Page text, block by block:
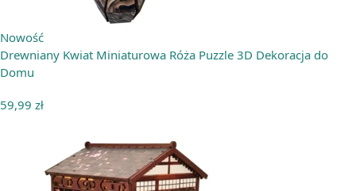
Nowość
Drewniany Kwiat Miniaturowa Róża Puzzle 3D Dekoracja do
Domu
59,99 zł